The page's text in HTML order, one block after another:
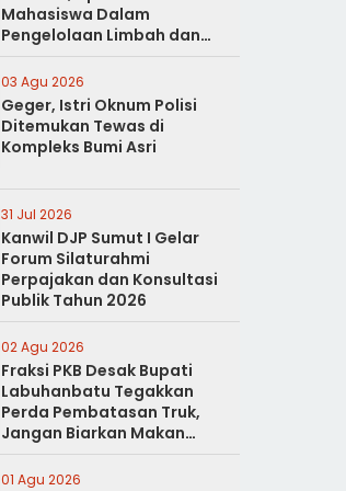
Mahasiswa Dalam
Pengelolaan Limbah dan
Pertanian Ramah Lingkungan
03 Agu 2026
Geger, Istri Oknum Polisi
Ditemukan Tewas di
Kompleks Bumi Asri
31 Jul 2026
Kanwil DJP Sumut I Gelar
Forum Silaturahmi
Perpajakan dan Konsultasi
Publik Tahun 2026
02 Agu 2026
Fraksi PKB Desak Bupati
Labuhanbatu Tegakkan
Perda Pembatasan Truk,
Jangan Biarkan Makan
Korban
01 Agu 2026